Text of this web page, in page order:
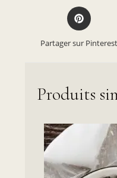
Partager sur Pinterest
Produits